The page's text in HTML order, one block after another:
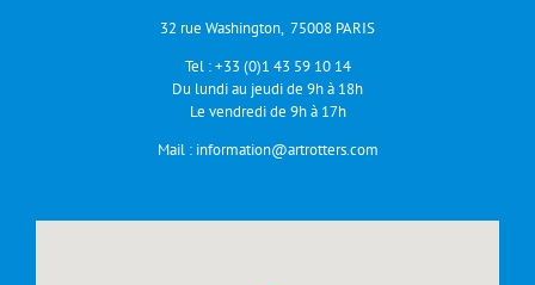
32 rue Washington, 75008 PARIS
Tel :+33 (0)1 43 59 10 14
Du lundi au jeudi de 9h à 18h
Le vendredi de 9h à 17h
Mail : information@artrotters.com